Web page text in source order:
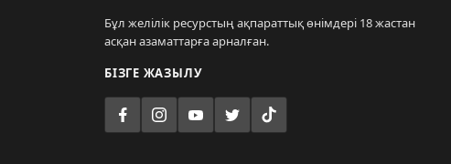
Бұл желілік ресурстың ақпараттық өнімдері 18 жастан
асқан азаматтарға арналған.
БІЗГЕ ЖАЗЫЛУ